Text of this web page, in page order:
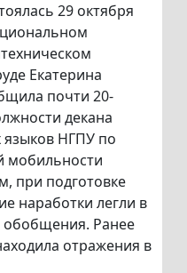
29 октября
Екатерина
почти 20-
декана
языков НГПУ по
мобильности
при подготовке
наработки легли в
обобщения. Ранее
отражения в